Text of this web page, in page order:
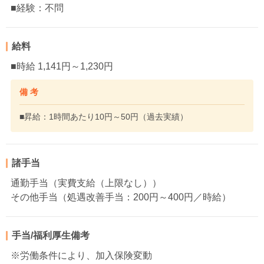
■経験：不問
給料
■時給 1,141円～1,230円
備 考
■昇給：1時間あたり10円～50円（過去実績）
諸手当
通勤手当（実費支給（上限なし））
その他手当（処遇改善手当：200円～400円／時給）
手当/福利厚生備考
※労働条件により、加入保険変動